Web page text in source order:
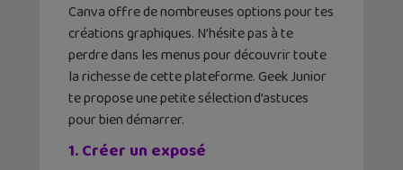
Canva offre de nombreuses options pour tes
créations graphiques. N’hésite pas à te
perdre dans les menus pour découvrir toute
la richesse de cette plateforme. Geek Junior
te propose une petite sélection d’astuces
pour bien démarrer.
1. Créer un exposé